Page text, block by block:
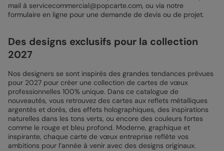
mail à servicecommercial@popcarte.com, ou via notre
formulaire en ligne pour une demande de devis ou de projet.
Des designs exclusifs pour la collection
2027
Nos designers se sont inspirés des grandes tendances prévues
pour 2027 pour créer une collection de cartes de vœux
professionnelles 100% unique. Dans ce catalogue de
nouveautés, vous retrouvez des cartes aux reflets métalliques
argentés et dorés, des effets holographiques, des inspirations
naturelles dans les tons verts, ou encore des couleurs fortes
comme le rouge et bleu profond. Moderne, graphique et
inspirante, chaque carte de vœux entreprise reflète vos
ambitions pour l’année à venir avec des designs originaux.